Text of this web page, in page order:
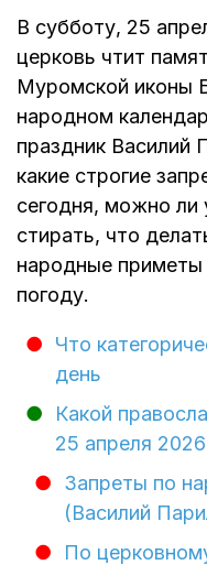
В субботу, 25
церковь чтит
Муромской иконы
народном
праздник Василий
какие строгие
сегодня, можно ли
стирать, что
народные
погоду.
Что
день
Какой
25 апреля
Запреты по
(Василий
По